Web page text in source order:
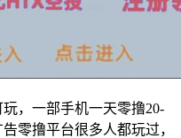
，一部手机一天零撸20-
零撸平台很多人都玩过，